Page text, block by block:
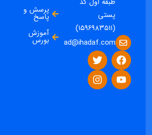
پستی
(۱۵۹۶۹۸۳۵۱۱)
ad@ihadaf.com
پرسش و
پاسخ
آموزش
بورس